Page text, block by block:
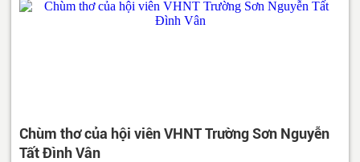
Chùm thơ của hội viên VHNT Trường Sơn Nguyễn
Tất Đình Vân